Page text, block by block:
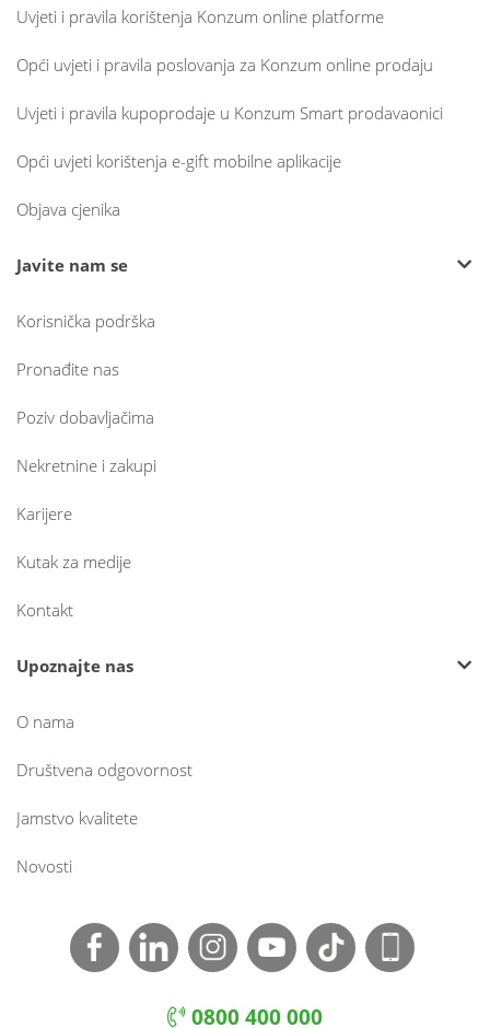
Uvjeti i pravila korištenja Konzum online platforme
Opći uvjeti i pravila poslovanja za Konzum online prodaju
Uvjeti i pravila kupoprodaje u Konzum Smart prodavaonici
Opći uvjeti korištenja e-gift mobilne aplikacije
Objava cjenika
Javite nam se
Korisnička podrška
Pronađite nas
Poziv dobavljačima
Nekretnine i zakupi
Karijere
Kutak za medije
Kontakt
Upoznajte nas
O nama
Društvena odgovornost
Jamstvo kvalitete
Novosti
0800 400 000